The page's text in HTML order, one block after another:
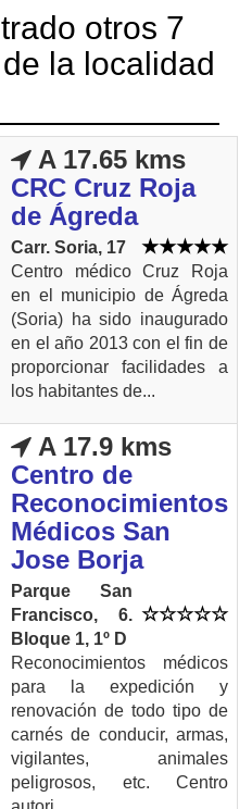
otros 7
la localidad
A 17.65 kms
CRC Cruz Roja
de Ágreda
Carr. Soria, 17
Centro médico Cruz Roja
en el municipio de Ágreda
(Soria) ha sido inaugurado
en el año 2013 con el fin de
proporcionar facilidades a
los habitantes de...
A 17.9 kms
Centro de
Reconocimientos
Médicos San
Jose Borja
Parque San
Francisco, 6.
Bloque 1, 1º D
Reconocimientos médicos
para la expedición y
renovación de todo tipo de
carnés de conducir, armas,
vigilantes, animales
peligrosos, etc. Centro